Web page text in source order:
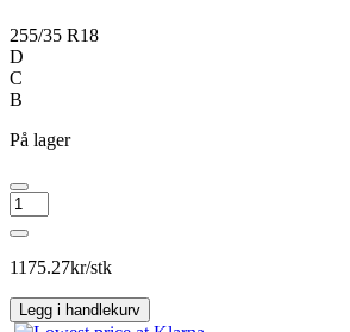
255/35 R18
D
C
B
På lager
MAXTREK
MAXIMUS
M1
antall
1175.27kr/stk
Legg i handlekurv